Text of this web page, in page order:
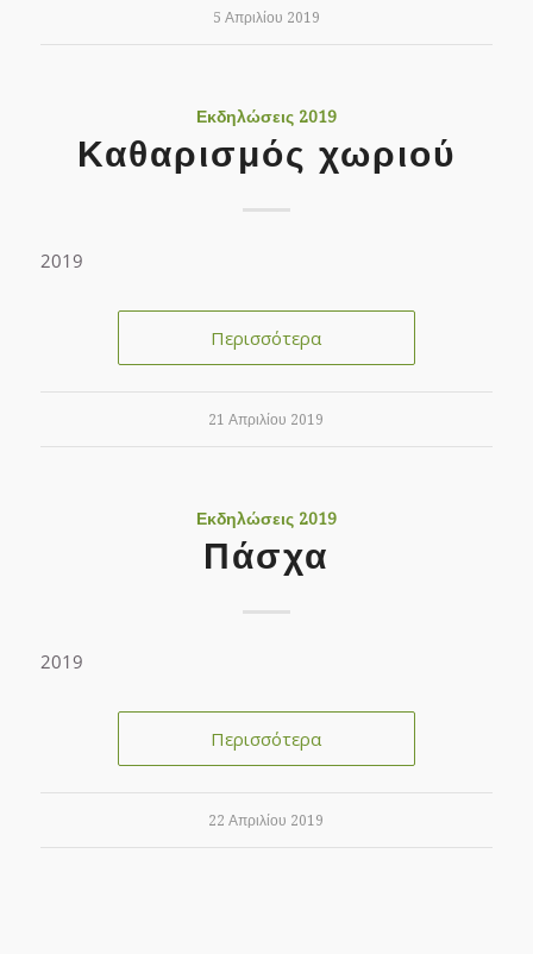
5 Απριλίου 2019
Εκδηλώσεις 2019
Καθαρισμός χωριού
2019
Περισσότερα
21 Απριλίου 2019
Εκδηλώσεις 2019
Πάσχα
2019
Περισσότερα
22 Απριλίου 2019